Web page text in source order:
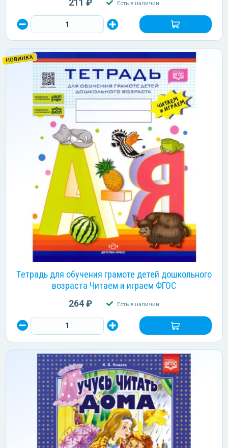
211 ₽ Есть в наличии
НОВИНКА
Тетрадь для обучения грамоте детей дошкольного
возраста Читаем и играем ФГОС
264 ₽ Есть в наличии